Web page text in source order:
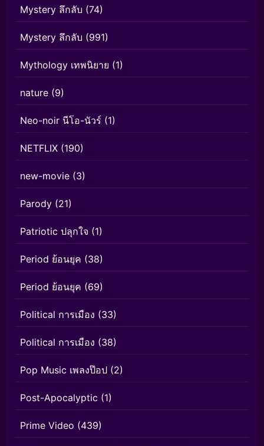
Mystery ลึกลับ (74)
Mystery ลึกลับ (991)
Mythology เทพนิยาย (1)
nature (9)
Neo-noir นีโอ-นัวร์ (1)
NETFLIX (190)
new-movie (3)
Parody (21)
Patriotic ปลุกใจ (1)
Period ย้อนยุค (38)
Period ย้อนยุค (69)
Political การเมือง (33)
Political การเมือง (38)
Pop Music เพลงป๊อป (2)
Post-Apocalyptic (1)
Prime Video (439)